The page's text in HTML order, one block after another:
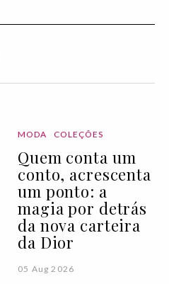
MODA COLEÇÕES
Quem conta um
conto, acrescenta
um ponto: a
magia por detrás
da nova carteira
da Dior
05 Aug 2026